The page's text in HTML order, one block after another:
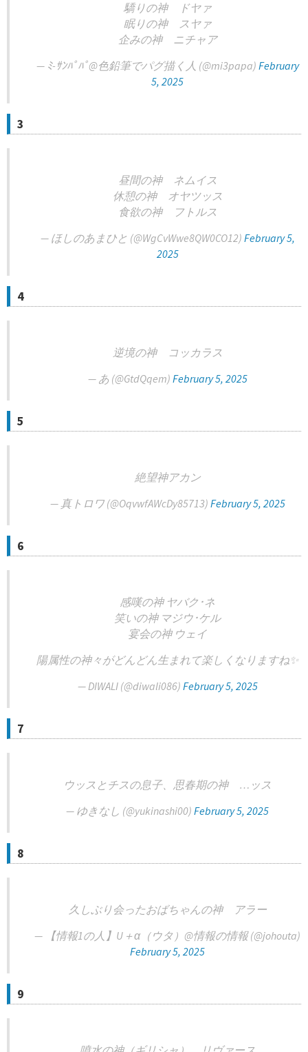
驕りの神 ドヤァ
眠りの神 スヤァ
企みの神 ニチャア
— ﾐ-ｻﾝﾊﾟﾊﾟ@色鉛筆でパグ描く人 (@mi3papa) February
5, 2025
3
昼間の神 ネムイス
休憩の神 オヤツッス
食欲の神 フトルス
— ほしのあまひと (@WgCvWwe8QW0CO12) February 5,
2025
4
逆境の神 コッカラス
— あ (@GtdQqem) February 5, 2025
5
絶望神アカン
— 真トロワ (@OqvwfAWcDy85713) February 5, 2025
6
感嘆の神 ヤバク･ネ
笑いの神 マジウ･ケル
宴会の神 ウェイ
陽属性の神々がどんどん生まれて楽しくなりますね✨
— DIWALI (@diwali086) February 5, 2025
7
ウッスとチスの息子、思春期の神 …ッス
— ゆきなし (@yukinashi00) February 5, 2025
8
久しぶり会ったおばちゃんの神 アラー
— 【情報1の人】U＋α（ウタ）@情報の情報 (@johouta)
February 5, 2025
9